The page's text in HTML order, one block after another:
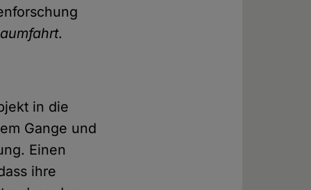
.
in die
Gange und
Einen
ihre